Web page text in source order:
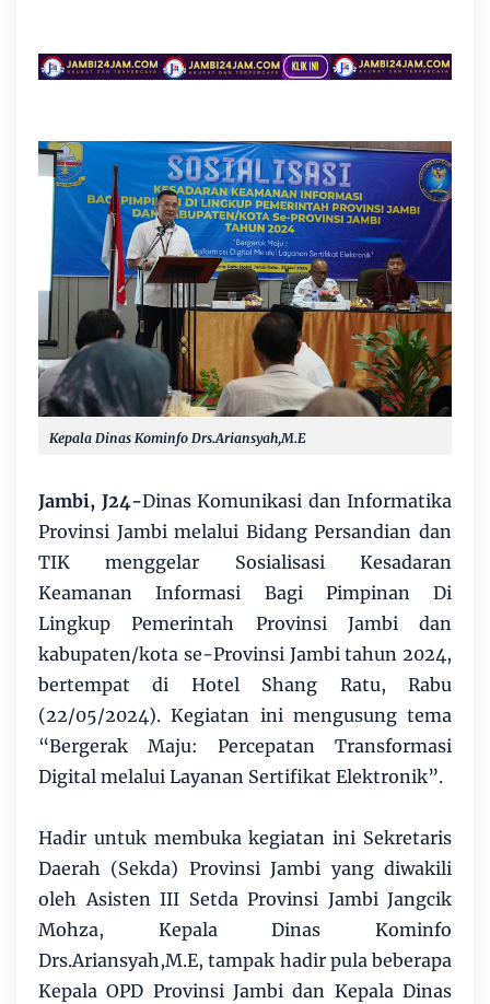
Kepala Dinas Kominfo Drs.Ariansyah,M.E
Jambi, J24-Dinas Komunikasi dan Informatika
Provinsi Jambi melalui Bidang Persandian dan
TIK menggelar Sosialisasi Kesadaran
Keamanan Informasi Bagi Pimpinan Di
Lingkup Pemerintah Provinsi Jambi dan
kabupaten/kota se-Provinsi Jambi tahun 2024,
bertempat di Hotel Shang Ratu, Rabu
(22/05/2024). Kegiatan ini mengusung tema
“Bergerak Maju: Percepatan Transformasi
Digital melalui Layanan Sertifikat Elektronik”.
Hadir untuk membuka kegiatan ini Sekretaris
Daerah (Sekda) Provinsi Jambi yang diwakili
oleh Asisten III Setda Provinsi Jambi Jangcik
Mohza, Kepala Dinas Kominfo
Drs.Ariansyah,M.E, tampak hadir pula beberapa
Kepala OPD Provinsi Jambi dan Kepala Dinas